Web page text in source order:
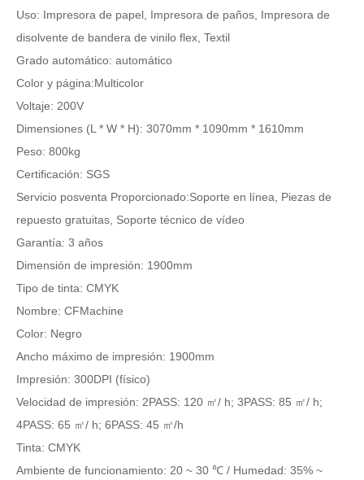
Uso: Impresora de papel, Impresora de paños, Impresora de
disolvente de bandera de vinilo flex, Textil
Grado automático: automático
Color y página:Multicolor
Voltaje: 200V
Dimensiones (L * W * H): 3070mm * 1090mm * 1610mm
Peso: 800kg
Certificación: SGS
Servicio posventa Proporcionado:Soporte en línea, Piezas de
repuesto gratuitas, Soporte técnico de vídeo
Garantía: 3 años
Dimensión de impresión: 1900mm
Tipo de tinta: CMYK
Nombre: CFMachine
Color: Negro
Ancho máximo de impresión: 1900mm
Impresión: 300DPI (físico)
Velocidad de impresión: 2PASS: 120 ㎡/ h; 3PASS: 85 ㎡/ h;
4PASS: 65 ㎡/ h; 6PASS: 45 ㎡/h
Tinta: CMYK
Ambiente de funcionamiento: 20 ~ 30 ℃ / Humedad: 35% ~